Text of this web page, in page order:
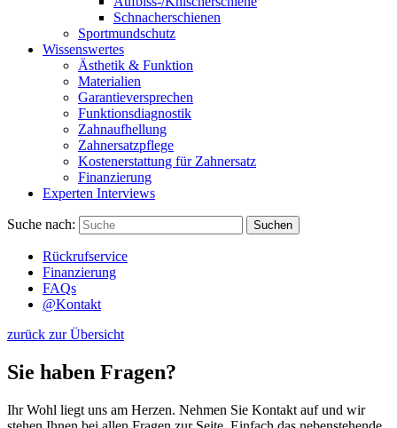
Schnacherschienen
Sportmundschutz
Wissenswertes
Ästhetik & Funktion
Materialien
Garantieversprechen
Funktionsdiagnostik
Zahnaufhellung
Zahnersatzpflege
Kostenerstattung für Zahnersatz
Finanzierung
Experten Interviews
Suche nach: Suchen
Rückrufservice
Finanzierung
FAQs
@Kontakt
zurück zur Übersicht
Sie haben Fragen?
Ihr Wohl liegt uns am Herzen. Nehmen Sie Kontakt auf und wir